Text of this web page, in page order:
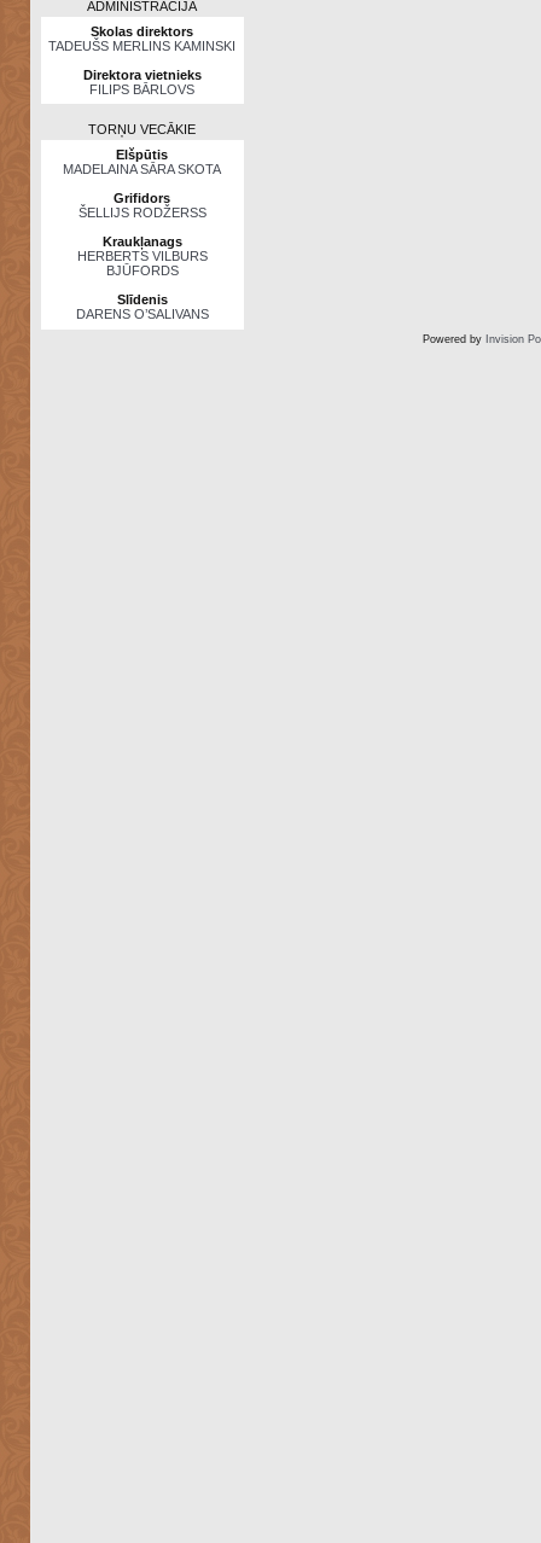
ADMINISTRĀCIJA
Skolas direktors
TADEUŠS MERLINS KAMINSKI
Direktora vietnieks
FILIPS BĀRLOVS
TORŅU VECĀKIE
Elšpūtis
MADELAINA SĀRA SKOTA
Grifidors
ŠELLIJS RODŽERSS
Kraukļanags
HERBERTS VILBURS
BJŪFORDS
Slīdenis
DARENS O’SALIVANS
Powered by Invision